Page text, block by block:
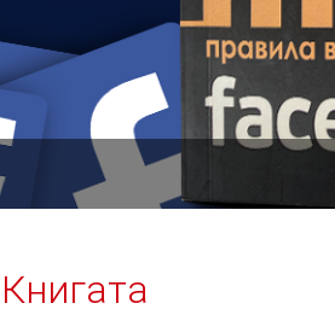
Книгата